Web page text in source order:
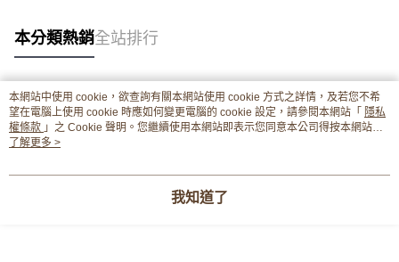
本分類熱銷全站排行
熱門標籤
本網站中使用 cookie，欲查詢有關本網站使用 cookie 方式之詳情，及若您不希
望在電腦上使用 cookie 時應如何變更電腦的 cookie 設定，請參閱本網站「 隱私
權條款 」之 Cookie 聲明。您繼續使用本網站即表示您同意本公司得按本網站使
用條款之 Cookie 聲明使用 cookie。
了解更多 >
我知道了